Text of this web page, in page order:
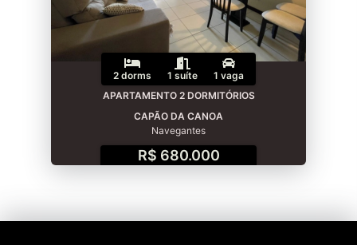
2 dorms 1 suíte
1 vaga
APARTAMENTO 2 DORMITÓRIOS
CAPÃO DA CANOA
Navegantes
R$ 680.000